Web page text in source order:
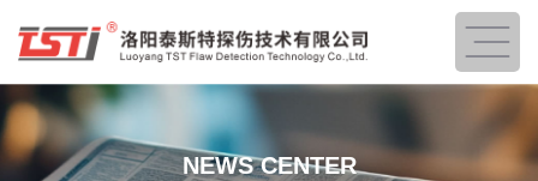
NEWS CENTER